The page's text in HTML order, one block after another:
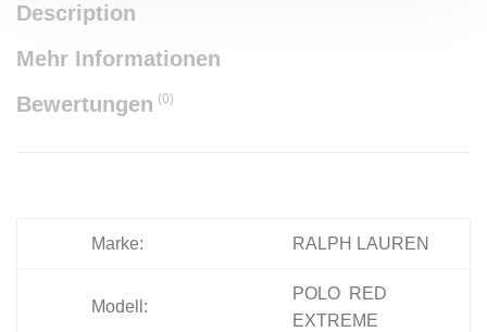
Description
Mehr Informationen
Bewertungen(0)
Marke: RALPH LAUREN
Modell:
POLO RED
EXTREME